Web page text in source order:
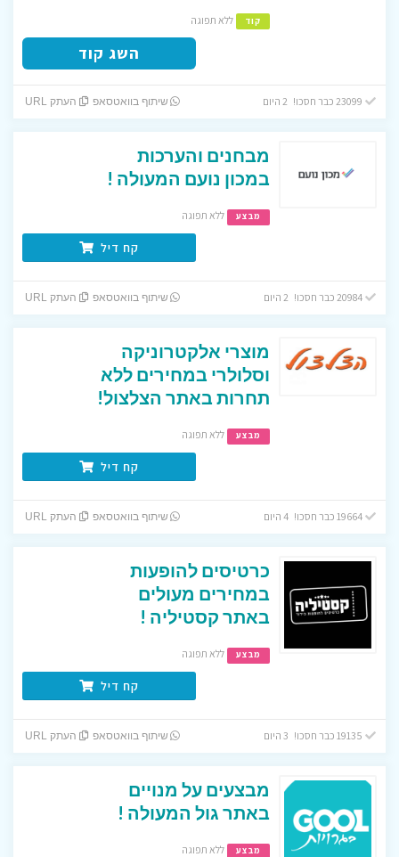
קוד ללא תפוגה
השג קוד
שיתוף בוואטסאפ העתק URL
מבחנים והערכות
במכון נועם המעולה !
מבצע ללא תפוגה
קח דיל
20984 כבר חסכו! 2 היום שיתוף בוואטסאפ העתק URL
מוצרי אלקטרוניקה
וסלולרי במחירים ללא
תחרות באתר הצלצול!
מבצע ללא תפוגה
קח דיל
19664 כבר חסכו! 4 היום שיתוף בוואטסאפ העתק URL
כרטיסים להופעות
במחירים מעולים
באתר קסטיליה !
מבצע ללא תפוגה
קח דיל
שיתוף בוואטסאפ העתק URL
מבצעים על מנויים
באתר גול המעולה !
מבצע ללא תפוגה